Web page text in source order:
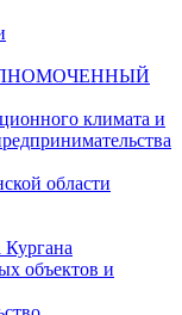
климата и
области
Кургана
объектов и